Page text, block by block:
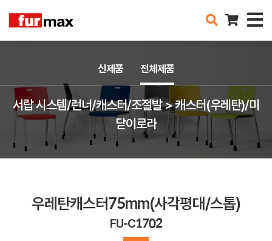
서랍 시스템/런너/캐스터/조절발 > 캐스터(우레탄)/미
닫이로라
신제품 전체제품
우레탄캐스터75mm(사각평대/스톱)
FU-C1702